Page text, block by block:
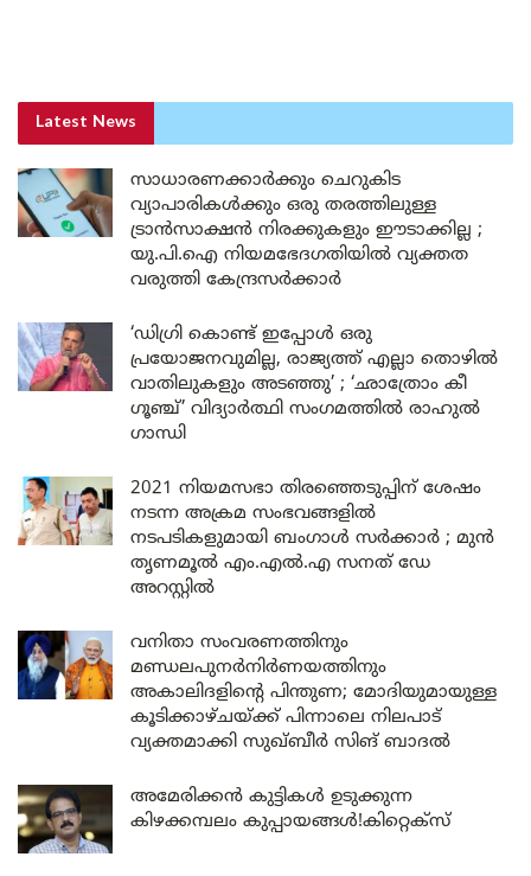
Latest News
സാധാരണക്കാർക്കും ചെറുകിട
വ്യാപാരികൾക്കും ഒരു തരത്തിലുള്ള
ട്രാൻസാക്ഷൻ നിരക്കുകളും ഈടാക്കില്ല ;
യു.പി.ഐ നിയമഭേദഗതിയിൽ വ്യക്തത
വരുത്തി കേന്ദ്രസർക്കാർ
‘ഡിഗ്രി കൊണ്ട് ഇപ്പോൾ ഒരു
പ്രയോജനവുമില്ല, രാജ്യത്ത് എല്ലാ തൊഴിൽ
വാതിലുകളും അടഞ്ഞു’ ; ‘ഛാത്രോം കീ
ഗൂഞ്ച്’ വിദ്യാർത്ഥി സംഗമത്തിൽ രാഹുൽ
ഗാന്ധി
2021 നിയമസഭാ തിരഞ്ഞെടുപ്പിന് ശേഷം
നടന്ന അക്രമ സംഭവങ്ങളിൽ
നടപടികളുമായി ബംഗാൾ സർക്കാർ ; മുൻ
തൃണമൂൽ എം.എൽ.എ സനത് ഡേ
അറസ്റ്റിൽ
വനിതാ സംവരണത്തിനും
മണ്ഡലപുനർനിർണയത്തിനും
അകാലിദളിന്റെ പിന്തുണ; മോദിയുമായുള്ള
കൂടിക്കാഴ്ചയ്ക്ക് പിന്നാലെ നിലപാട്
വ്യക്തമാക്കി സുഖ്ബീർ സിങ് ബാദൽ
അമേരിക്കൻ കുട്ടികൾ ഉടുക്കുന്ന
കിഴക്കമ്പലം കുപ്പായങ്ങൾ!കിറ്റെക്സ്